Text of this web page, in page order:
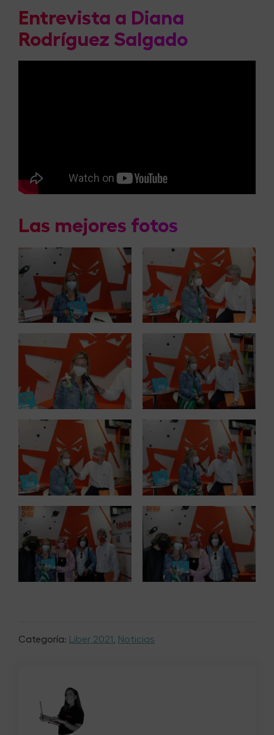
Entrevista a Diana
Rodríguez Salgado
Las mejores fotos
Categoría: Liber 2021 Noticias